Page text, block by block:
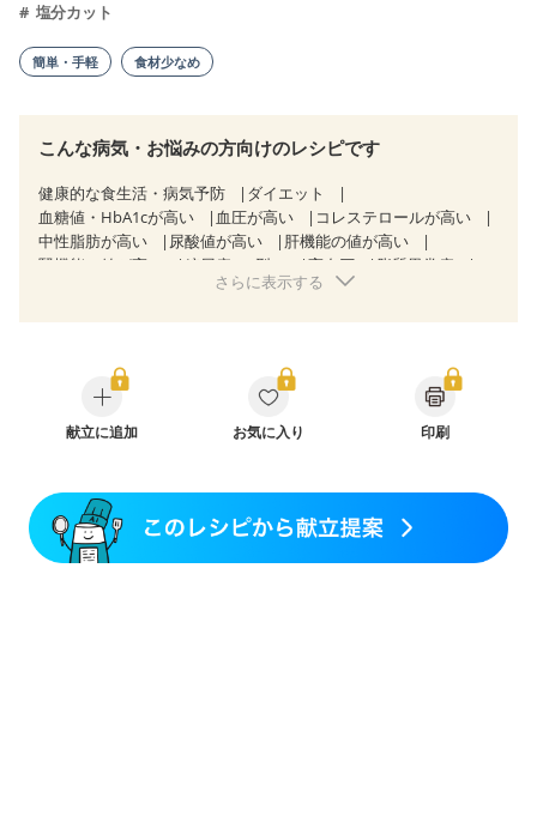
塩分カット
簡単・手軽 食材少なめ
こんな病気・お悩みの方向けのレシピです
健康的な食生活・病気予防
ダイエット
血糖値・HbA1cが高い
血圧が高い
コレステロールが高い
中性脂肪が高い
尿酸値が高い
肝機能の値が高い
腎機能の値が高い
糖尿病（2型） 高血圧
脂質異常症
狭心症 心筋梗塞
糖尿病性腎症（第３期）
CKD（ステージ１）
CKD（ステージ２）
CKD（ステージ３a）
CKD（ステージ３b）
透析
乳がん（抗がん剤治療中）
妊婦健診・体重増加が気になる（初期）
妊婦健診・血圧が気になる（初期）
妊婦健診・血糖値が気になる（初期）
さらに表示する
献立に追加 お気に入り 印刷